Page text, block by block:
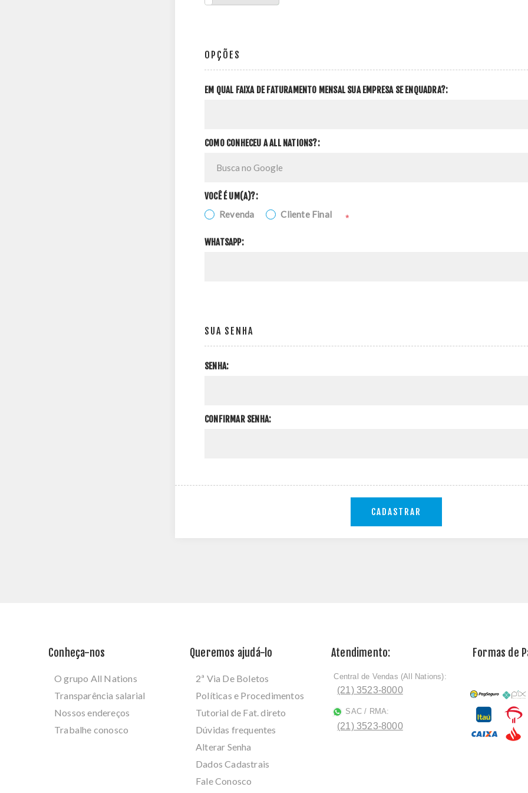
OPÇÕES
EM QUAL FAIXA DE FATURAMENTO MENSAL SUA EMPRESA SE ENQUADRA?:
COMO CONHECEU A ALL NATIONS?:
VOCÊ É UM(A)?:
Revenda Cliente Final *
WHATSAPP:
SUA SENHA
SENHA:
CONFIRMAR SENHA:
CADASTRAR
Conheça-nos
O grupo All Nations
Transparência salarial
Nossos endereços
Trabalhe conosco
Queremos ajudá-lo
2ª Via De Boletos
Políticas e Procedimentos
Tutorial de Fat. direto
Dúvidas frequentes
Alterar Senha
Dados Cadastrais
Fale Conosco
Atendimento:
ﾠCentral de Vendas (All Nations):
(21) 3523-8000
SAC / RMA:
(21) 3523-8000
Formas de